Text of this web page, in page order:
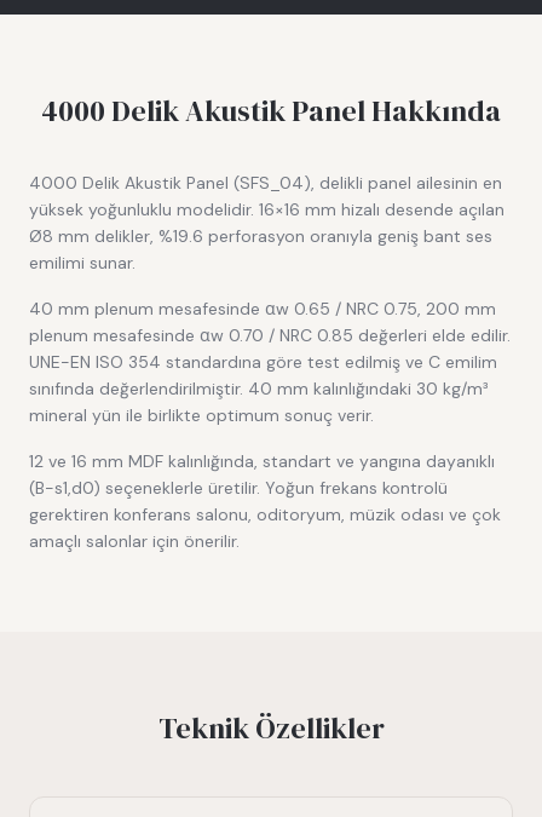
4000 Delik Akustik PanelHakkında
4000 Delik Akustik Panel (SFS_04), delikli panel ailesinin en
yüksek yoğunluklu modelidir. 16×16 mm hizalı desende açılan
Ø8 mm delikler, %19.6 perforasyon oranıyla geniş bant ses
emilimi sunar.
40 mm plenum mesafesinde αw 0.65 / NRC 0.75, 200 mm
plenum mesafesinde αw 0.70 / NRC 0.85 değerleri elde edilir.
UNE-EN ISO 354 standardına göre test edilmiş ve C emilim
sınıfında değerlendirilmiştir. 40 mm kalınlığındaki 30 kg/m³
mineral yün ile birlikte optimum sonuç verir.
12 ve 16 mm MDF kalınlığında, standart ve yangına dayanıklı
(B-s1,d0) seçeneklerle üretilir. Yoğun frekans kontrolü
gerektiren konferans salonu, oditoryum, müzik odası ve çok
amaçlı salonlar için önerilir.
Teknik Özellikler